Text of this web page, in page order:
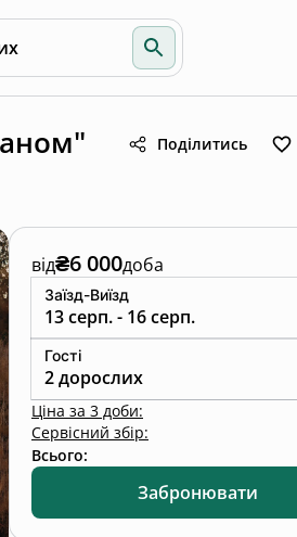
Поділитись
від₴6 000доба
Заїзд-Виїзд
13 серп. - 16 серп.
Гості
2 дорослих
Ціна за 3 доби:
Сервісний збір:
Всього:
Забронювати